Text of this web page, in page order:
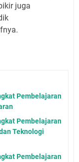
juga
Pembelajaran
Pembelajaran
Teknologi
Pembelajaran